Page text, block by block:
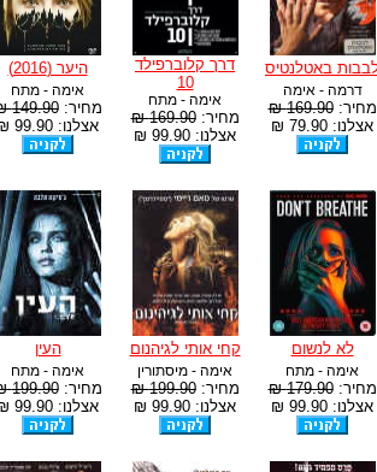
באטלנטיס
דרמה - אימה
מחיר:169.90 ₪
אצלנו: 79.90 ₪
דרך קלוברפילד
10
אימה - מתח
מחיר:169.90 ₪
אצלנו: 99.90 ₪
היער (2016)
אימה - מתח
מחיר:149.90 ₪
אצלנו: 99.90 ₪
לא לנשום
אימה - מתח
מחיר:179.90 ₪
אצלנו: 99.90 ₪
קחי אותי לגיהנום
אימה - מיסתורין
מחיר:199.90 ₪
אצלנו: 99.90 ₪
העין
אימה - מתח
מחיר:199.90 ₪
אצלנו: 99.90 ₪